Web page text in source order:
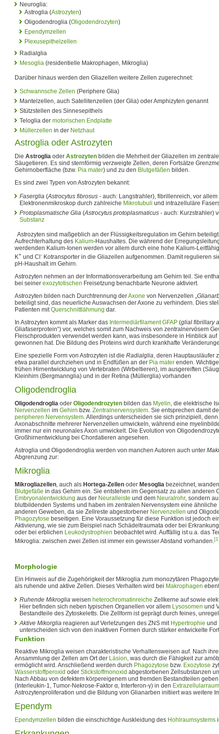
Neuroglia:
Astroglia (Astrozyten)
Oligodendroglia (Oligodendrozyten)
Ependymzellen
Plexusepithelzellen
Radialglia
Mesoglia (residentielle Makrophagen, Mikroglia)
Darüber hinaus werden den Gliazellen weitere Zellen zugerechnet:
Schwannsche Zellen (Periphere Glia)
Mantelzellen, auch Satellitenzellen (der Glia) oder Amphizyten genannt
Stützstellen des Sinnesepithels
Teloglia der motorischen Endplatte
Müllerzellen in der Netzhaut
Astroglia oder Astrozyten
Die Astroglia oder Astrozyten bilden die Mehrheit der Gliazellen im
Säugetieren. Es sind sternförmig verzweigte Zellen, deren Fortsätze
Gehirnoberfläche (bzw. Pia mater) und zu den Blutgefäßen bilden.
Es sind zwei Typen von Astrozyten bekannt:
Faserglia (Astrocytus fibrosus - auch: Langstrahler), fibrillenreich, vor
Elektronenmikroskop durch zahlreiche Mikrotubuli und intrazelluläre
Protoplasmatische Glia (Astrocytus protoplasmaticus - auch: Kurzstrahler)
Substanz
Astrozyten sind maßgeblich an der Flüssigkeitsregulation im Gehirn
Aufrechterhaltung des Kalium-Haushaltes. Die während der
werdenden Kalium-Ionen werden vor allem durch eine hohe Kalium-
K+ und Cl - Kotransporter in die Gliazellen aufgenommen. Damit regulieren
pH-Haushalt im Gehirn.
Astrozyten nehmen an der Informationsverarbeitung am Gehirn teil. Sie
bei seiner exozytotischen Freisetzung benachbarte Neurone aktiviert.
Astrozyten bilden nach Durchtrennung derAxone von Nervenzellen „
beteiligt sind, das neuerliche Auswachsen der Axone zu verhindern. Dies
Patienten mitQuerschnittlähmung dar.
In Astrozyten kommt als Marker das Intermediärfilament GFAP (glial fibrillary
Gliafaserprotein“) vor, welches somit zum Nachweis von zentralnervösem
Fleischprodukten verwendet werden kann, was insbesondere in Hinblick auf
gewonnen hat. Die Bildung des Proteins wird durch krankhafte
Eine spezielle Form von Astrozyten ist die Radialglia, deren Hauptausläufer
etwa parallel durchziehen und in Endfüßen an der Pia mater enden.
frühen Hirnentwicklung von Vertebraten (Wirbeltieren), im ausgereiften
Kleinhirn (Bergmannglia) und in der Retina (Müllerglia) vorhanden
Oligodendroglia
Oligodendroglia oder Oligodendrozyten bilden das Myelin, die elektrische
Nervenzellen im Gehirn bzw. Zentralnervensystem. Sie entsprechen damit
peripheren Nervensystem. Allerdings unterscheiden sie sich prinzipiell,
Axonabschnitte mehrerer Nervenzellen umwickeln, während eine
immer nur ein neuronales Axon umwickelt. Die Evolution von
Großhirnentwicklung bei Chordatieren angesehen.
Astroglia und Oligodendroglia werden von manchen Autoren auch unter
Abgrenzung zur:
Mikroglia
Mikrogliazellen, auch als Hortega-Zellen oder Mesoglia bezeichnet,
Blutgefäße in das Gehirn ein. Sie entstehen im Gegensatz zu allen anderen
Embryonalentwicklung aus der Neuralleiste und dem Neuralrohr, sondern
blutbildenden Systems und haben im zentralen Nervensystem eine
anderen Geweben, da sie Zellreste abgestorbener Nervenzellen und
Phagozytose beseitigen. Eine Voraussetzung für diese Funktion ist jedoch
Aktivierung, wie sie zum Beispiel nach Schädeltraumata oder bei
oder bei erblichen Leukodystrophien beobachtet wird. Auffällig ist u.a. das
Mikroglia: zwischen zwei Zellen ist immer ein gewisser Abstand vorhanden.
Morphologie
Ein Hinweis auf die Zugehörigkeit der Mikroglia zum monozytären
als ruhende und aktive Zellen. Dieses Verhalten wird bei Makrophagen
Ruhende Mikroglia weisen heterochromatinreiche Zellkerne auf sowie
Hier befinden sich neben typischen Organellen vor allem Lysosomen und
Bestandteile des Zytoskeletts. Die Zellform ist geprägt durch feines,
Aktive Mikorglia reagieren auf Verletzungen des ZNS mit Hypertrophie und
unterscheiden sich von den inaktiven Formen durch stärker entwickelte
Funktion
Reaktive Mikroglia weisen charakteristische Verhaltensweisen auf. Nach
Ansammlung der Zellen am Ort der Läsion, was durch die Fähigkeit zur
ermöglicht wird. Anschließend werden durch Phagozytose bzw. Exozytose
Wasserstoffperoxid oder Stickstoffmonoxid abgestorbenen Zellsubstanzen
Nach Abbau von defektem körpereigenem und fremden Bestandteilen
(Interleukin-1, Tumor-Nekrose-Faktor α, Interferon-γ) in den Extrazellularraum
Astrozytenproliferation und die Bildung von Glianarben initiiert was weitere
Ependym
Ependymzellen bilden die einschichtige Auskleidung des Hohlraumsystems